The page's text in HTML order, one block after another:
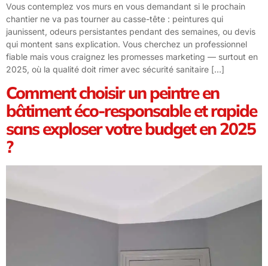
Vous contemplez vos murs en vous demandant si le prochain
chantier ne va pas tourner au casse-tête : peintures qui
jaunissent, odeurs persistantes pendant des semaines, ou devis
qui montent sans explication. Vous cherchez un professionnel
fiable mais vous craignez les promesses marketing — surtout en
2025, où la qualité doit rimer avec sécurité sanitaire […]
Comment choisir un peintre en
bâtiment éco-responsable et rapide
sans exploser votre budget en 2025
?